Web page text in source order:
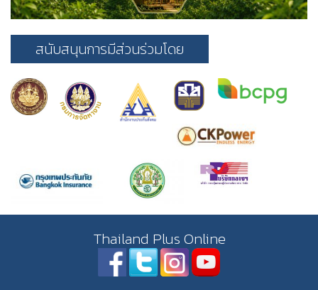
สนับสนุนการมีส่วนร่วมโดย
Thailand Plus Online